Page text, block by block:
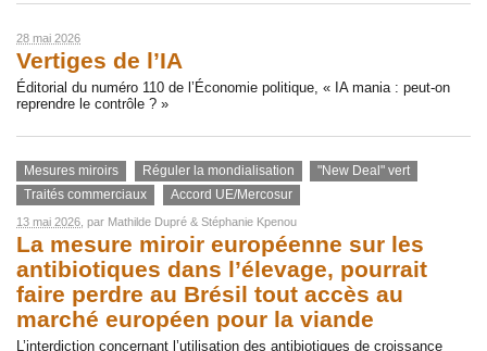
28 mai 2026
Vertiges de l’IA
Éditorial du numéro 110 de l’Économie politique, « IA mania : peut-on
reprendre le contrôle ? »
Mesures miroirs Réguler la mondialisation
"New Deal" vert
Traités commerciaux
Accord UE/Mercosur
13 mai 2026, par Mathilde Dupré & Stéphanie Kpenou
La mesure miroir européenne sur les
antibiotiques dans l’élevage, pourrait
faire perdre au Brésil tout accès au
marché européen pour la viande
L’interdiction concernant l’utilisation des antibiotiques de croissance